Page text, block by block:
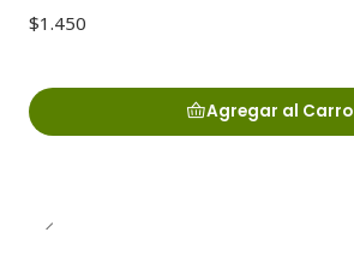
$1.450
Agregar al Carro